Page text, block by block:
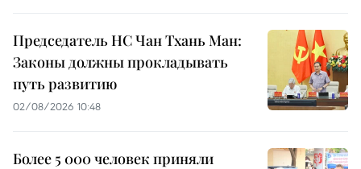
Председатель НС Чан Тхань Ман:
Законы должны прокладывать
путь развитию
02/08/2026 10:48
Более 5 000 человек приняли